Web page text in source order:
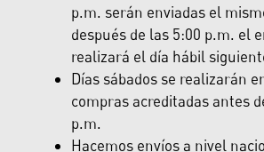
p.m. serán enviadas el
después de las 5:00 p.m. el
realizará el día hábil
Días sábados se realizarán
compras acreditadas antes
p.m.
Hacemos envíos a nivel